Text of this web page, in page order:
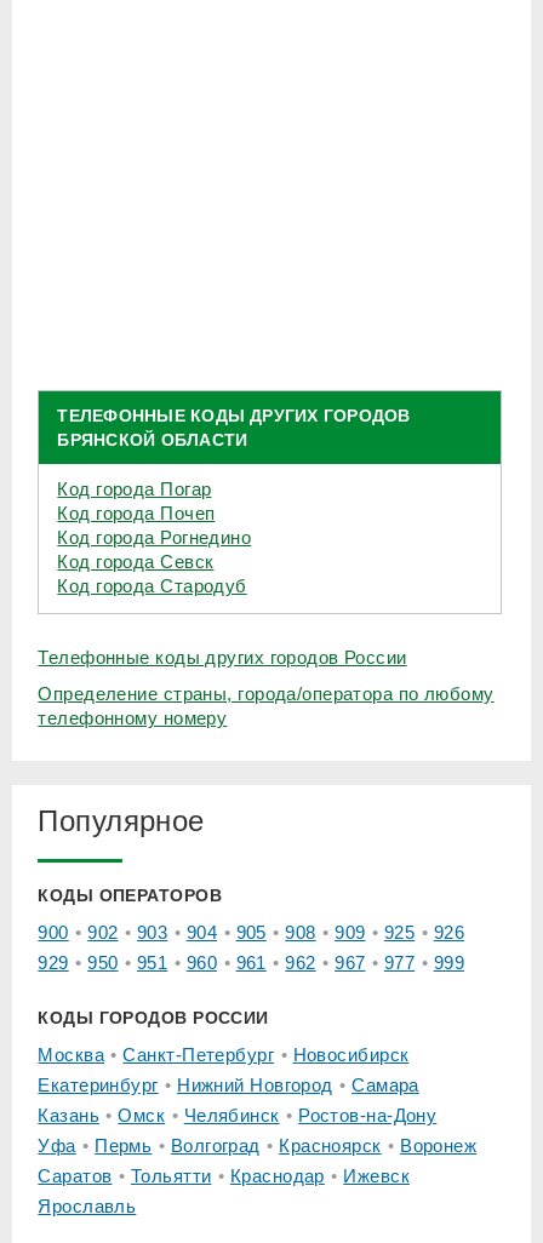
ТЕЛЕФОННЫЕ КОДЫ ДРУГИХ ГОРОДОВ
БРЯНСКОЙ ОБЛАСТИ
Код города Погар
Код города Почеп
Код города Рогнедино
Код города Севск
Код города Стародуб
Телефонные коды других городов России
Определение страны, города/оператора по любому
телефонному номеру
Популярное
КОДЫ ОПЕРАТОРОВ
900 902 903 904 905 908 909 925
926
929
950 951 960 961 962 967 977 999
КОДЫ ГОРОДОВ РОССИИ
Москва Санкт-Петербург
Новосибирск
Екатеринбург
Нижний Новгород
Самара
Казань
Омск Челябинск
Ростов-на-Дону
Уфа
Пермь Волгоград Красноярск
Воронеж
Саратов
Тольятти Краснодар
Ижевск
Ярославль